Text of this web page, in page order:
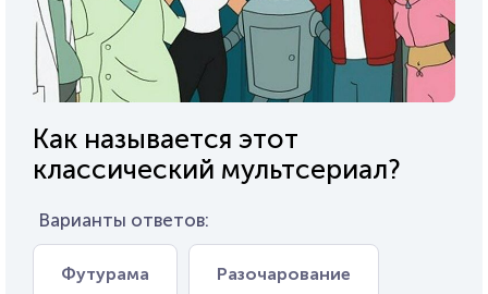
Как называется этот
классический мультсериал?
Варианты ответов:
Футурама Разочарование